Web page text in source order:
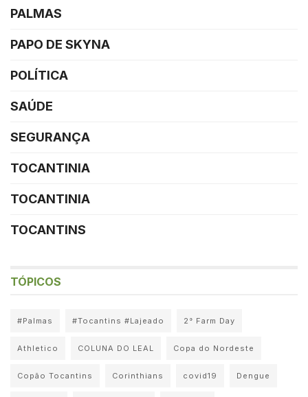
PALMAS
PAPO DE SKYNA
POLÍTICA
SAÚDE
SEGURANÇA
TOCANTINIA
TOCANTINIA
TOCANTINS
TÓPICOS
#Palmas #Tocantins #Lajeado 2° Farm Day
Athletico COLUNA DO LEAL Copa do Nordeste
Copão Tocantins Corinthians covid19 Dengue